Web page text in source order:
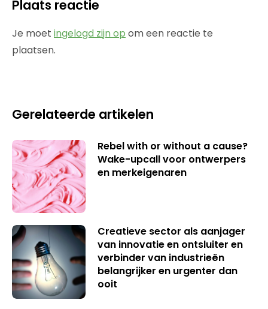
Plaats reactie
Je moet ingelogd zijn op om een reactie te
plaatsen.
Gerelateerde artikelen
Rebel with or without a cause?
Wake-upcall voor ontwerpers
en merkeigenaren
Creatieve sector als aanjager
van innovatie en ontsluiter en
verbinder van industrieën
belangrijker en urgenter dan
ooit